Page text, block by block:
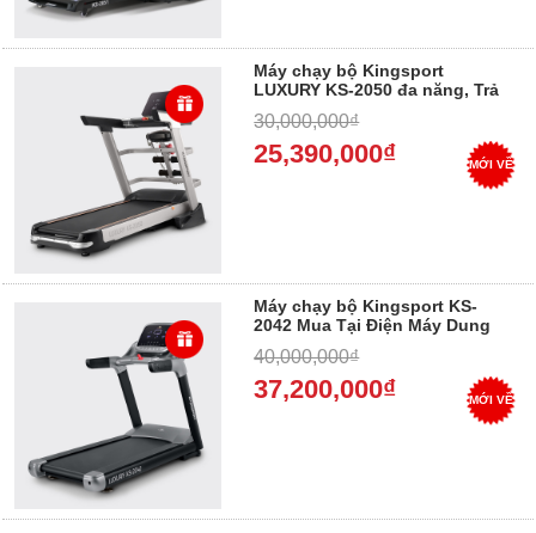
Máy chạy bộ Kingsport
LUXURY KS-2050 đa năng, Trả
30,000,000₫
25,390,000₫ MỚI VỀ
Máy chạy bộ Kingsport KS-
2042 Mua Tại Điện Máy Dung
40,000,000₫
37,200,000₫ MỚI VỀ